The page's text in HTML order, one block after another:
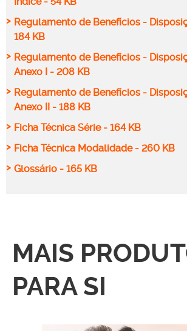
> Regulamento de Benefícios -
184 KB
> Regulamento de Benefícios -
Anexo I - 208 KB
> Regulamento de Benefícios -
Anexo II - 188 KB
> Ficha Técnica Série - 164 KB
> Ficha Técnica Modalidade - 260 KB
> Glossário - 165 KB
MAIS
PARA SI